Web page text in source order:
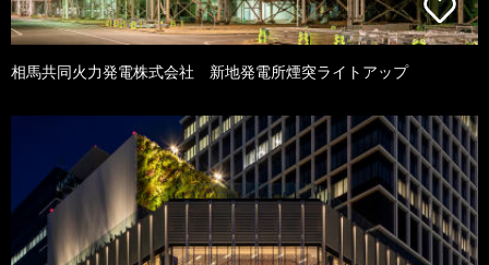
相馬共同火力発電株式会社 新地発電所煙突ライトアップ